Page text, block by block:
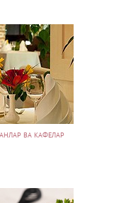
ВА КАФЕЛАР